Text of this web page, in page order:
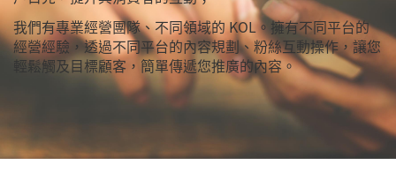
我們有專業經營團隊、不同領域的 KOL。擁有不同平台的
經營經驗，透過不同平台的內容規劃、粉絲互動操作，讓您
輕鬆觸及目標顧客，簡單傳遞您推廣的內容。